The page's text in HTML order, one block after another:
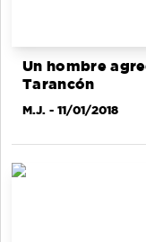
Un hombre
Tarancón
M.J. - 11/01/2018